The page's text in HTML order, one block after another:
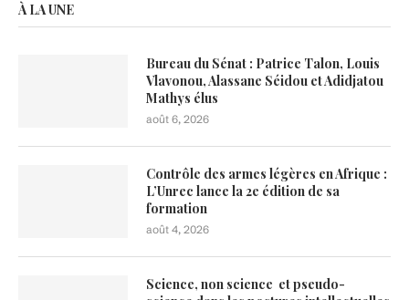
À LA UNE
Bureau du Sénat : Patrice Talon, Louis
Vlavonou, Alassane Séidou et Adidjatou
Mathys élus
août 6, 2026
Contrôle des armes légères en Afrique :
L’Unrec lance la 2e édition de sa
formation
août 4, 2026
Science, non science et pseudo-